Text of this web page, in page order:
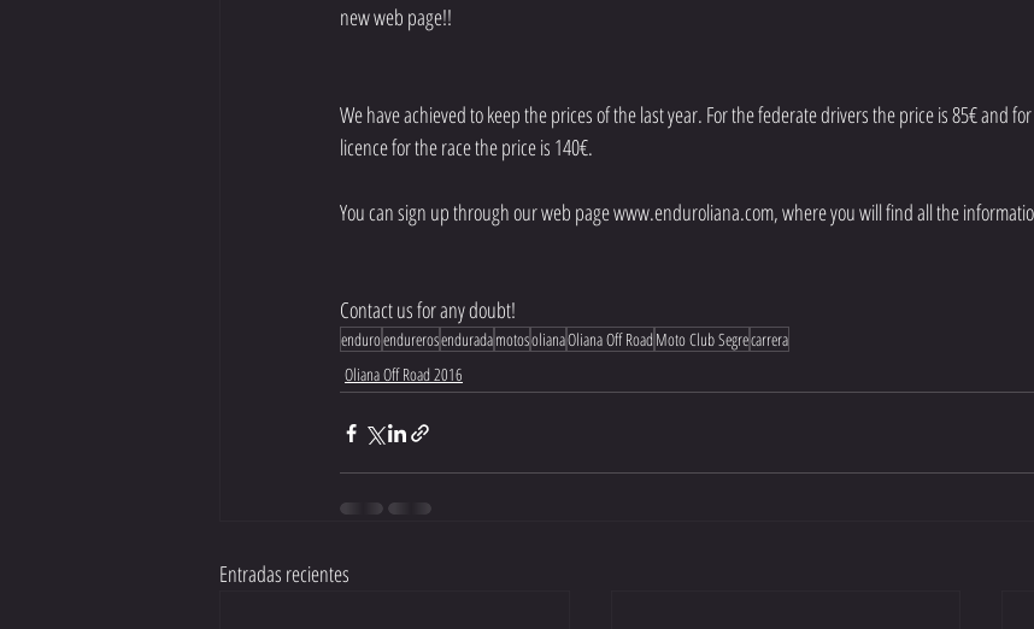
new web page!!
We have achieved to keep the prices of the last year. For the federate drivers the price is 85€ and
licence for the race the price is 140€.
You can sign up through our web page www.enduroliana.com, where you will find all the
Contact us for any doubt!
enduroendurerosenduradamotosolianaOliana Off RoadMoto Club Segrecarrera
Oliana Off Road 2016
Entradas recientes